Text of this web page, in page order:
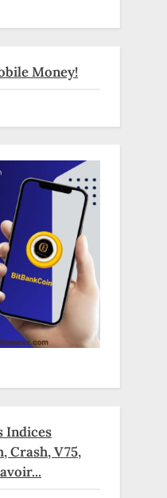
Money!
Indices
Crash, V75,